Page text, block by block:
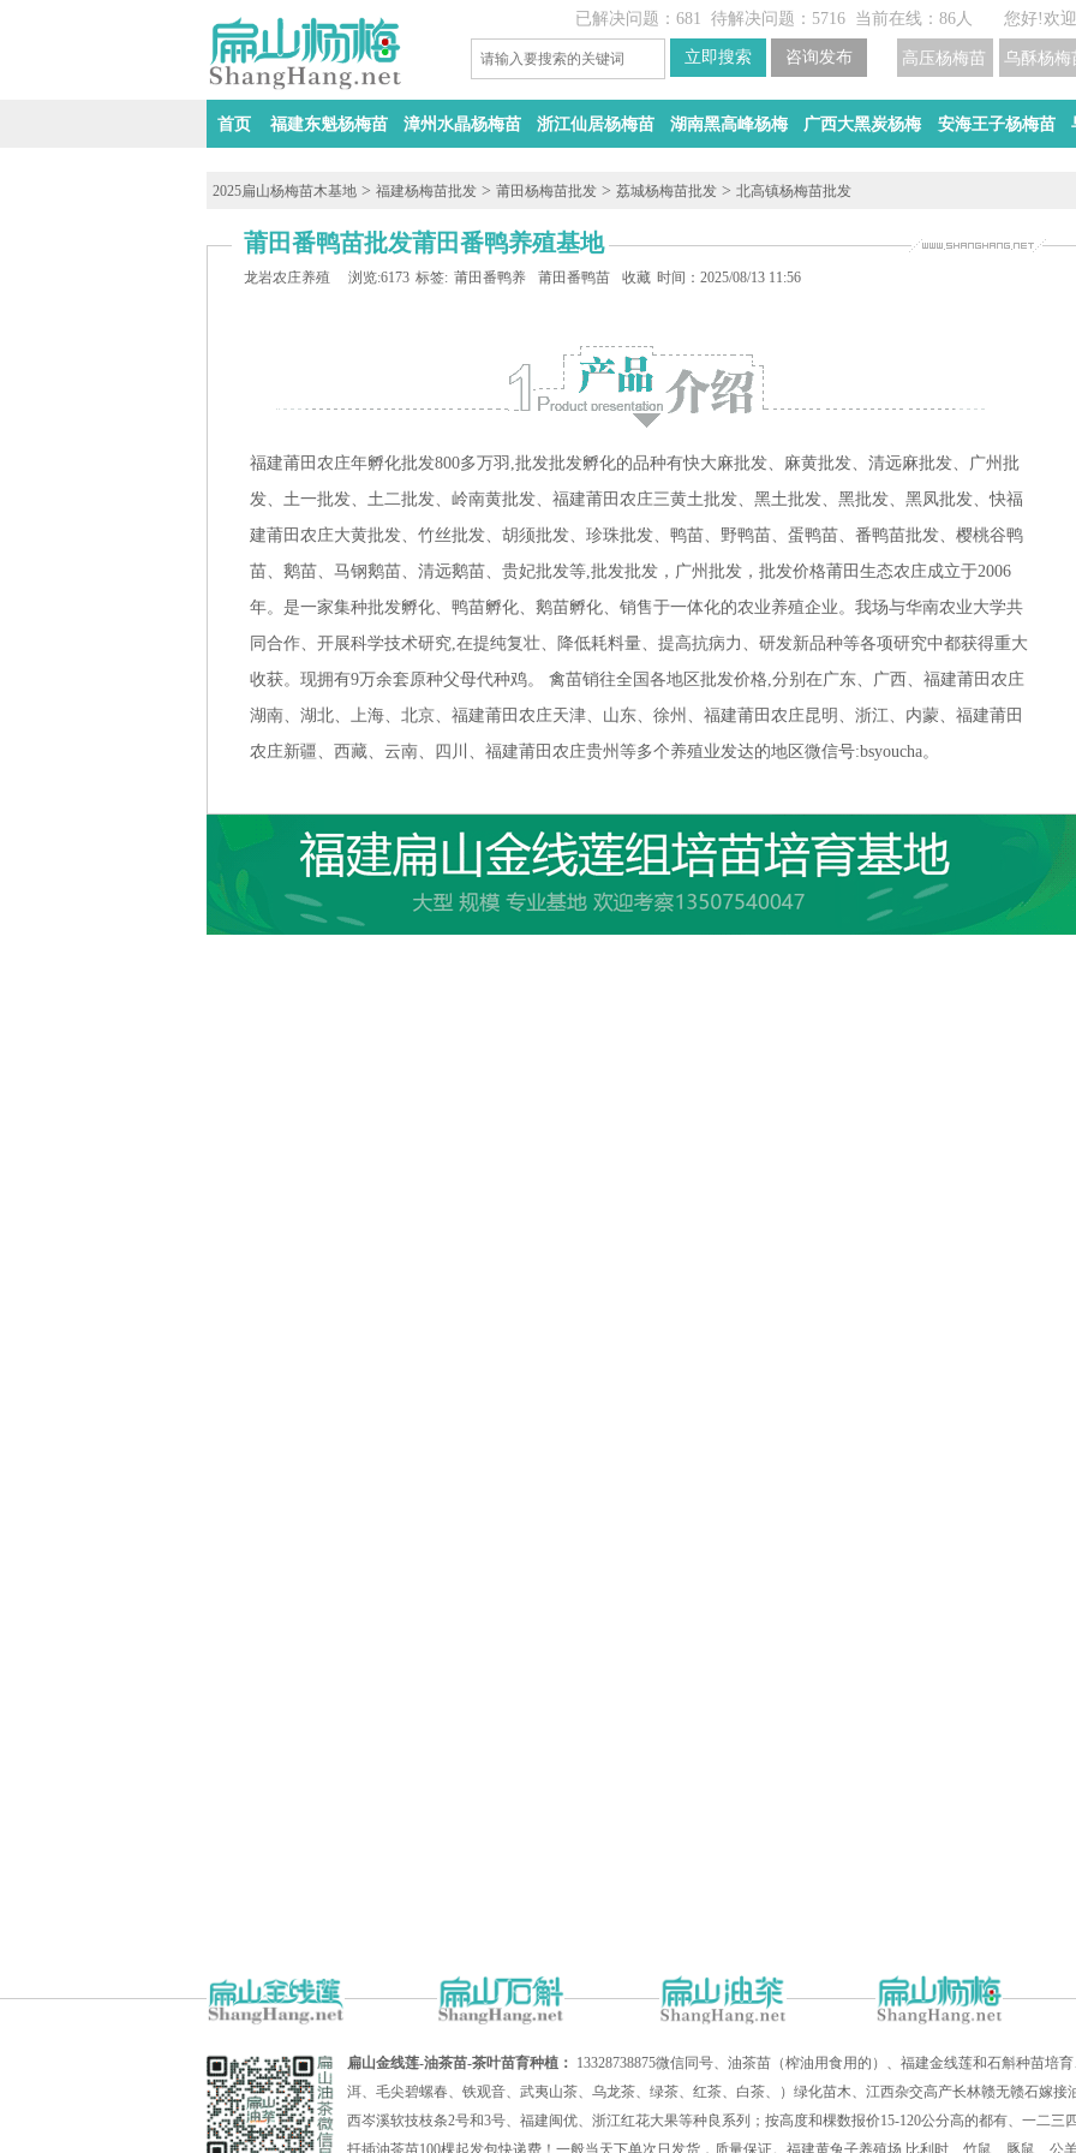
您好!欢
已解决问题：681 待解决问题：5716 当前在线：86人
乌酥杨梅
高压杨梅苗
首页 福建东魁杨梅苗 漳州水晶杨梅苗 浙江仙居杨梅苗 湖南黑高峰杨梅 广西大黑炭杨梅 安海王子杨梅苗
2025扁山杨梅苗木基地 > 福建杨梅苗批发 > 莆田杨梅苗批发 > 荔城杨梅苗批发 > 北高镇杨梅苗批发
莆田番鸭苗批发莆田番鸭养殖基地
龙岩农庄养殖 浏览:6173 标签: 莆田番鸭养殖莆田番鸭苗批发收藏 时间：2025/08/13 11:56
福建莆田农庄年孵化批发800多万羽,批发批发孵化的品种有快大麻批发、麻黄批发、清远麻批发、广州批
发、土一批发、土二批发、岭南黄批发、福建莆田农庄三黄土批发、黑土批发、黑批发、黑凤批发、快福
建莆田农庄大黄批发、竹丝批发、胡须批发、珍珠批发、鸭苗、野鸭苗、蛋鸭苗、番鸭苗批发、樱桃谷鸭
苗、鹅苗、马钢鹅苗、清远鹅苗、贵妃批发等,批发批发，广州批发，批发价格莆田生态农庄成立于2006
年。是一家集种批发孵化、鸭苗孵化、鹅苗孵化、销售于一体化的农业养殖企业。我场与华南农业大学共
同合作、开展科学技术研究,在提纯复壮、降低耗料量、提高抗病力、研发新品种等各项研究中都获得重大
收获。现拥有9万余套原种父母代种鸡。 禽苗销往全国各地区批发价格,分别在广东、广西、福建莆田农庄
湖南、湖北、上海、北京、福建莆田农庄天津、山东、徐州、福建莆田农庄昆明、浙江、内蒙、福建莆田
农庄新疆、西藏、云南、四川、福建莆田农庄贵州等多个养殖业发达的地区微信号:bsyoucha。
扁山金线莲-油茶苗-茶叶苗育种植： 13328738875微信同号、油茶苗（榨油用食用的）、福建金线莲和石斛种苗培
洱、毛尖碧螺春、铁观音、武夷山茶、乌龙茶、绿茶、红茶、白茶、）绿化苗木、江西杂交高产长林赣无赣石嫁
西岑溪软技枝条2号和3号、福建闽优、浙江红花大果等种良系列；按高度和棵数报价15-120公分高的都有、一二
扦插油茶苗100棵起发包快递费！一般当天下单次日发货，质量保证。福建黄兔子养殖场,比利时、竹鼠、豚鼠、公